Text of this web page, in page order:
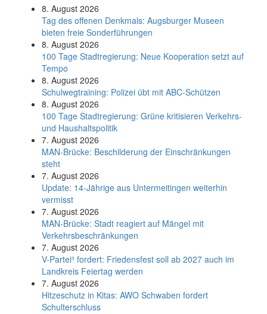
8. August 2026
Tag des offenen Denkmals: Augsburger Museen
bieten freie Sonderführungen
8. August 2026
100 Tage Stadtregierung: Neue Kooperation setzt auf
Tempo
8. August 2026
Schul­weg­trai­ning: Poli­zei übt mit ABC-Schüt­zen
8. August 2026
100 Tage Stadtregierung: Grüne kritisieren Verkehrs-
und Haushaltspolitik
7. August 2026
MAN-Brücke: Beschilderung der Einschränkungen
steht
7. August 2026
Update: 14-Jährige aus Untermeitingen weiterhin
vermisst
7. August 2026
MAN-Brücke: Stadt reagiert auf Mängel mit
Verkehrsbeschränkungen
7. August 2026
V-Partei­³ fordert: Friedens­fest soll ab 2027 auch im
Land­kreis Feier­tag werden
7. August 2026
Hitzeschutz in Kitas: AWO Schwaben fordert
Schulterschluss